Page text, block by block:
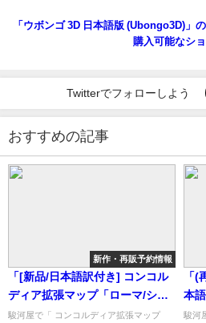
「ウボンゴ 3D 日本語版 (Ubongo3D)」
購入可能なシ
Twitterでフォローしよう
おすすめの記事
新作・再販予約情報
「[新品/日本語訳付き] コンコル
ディア拡張マップ「ローマ/シシ
リア」 (Concordia：
駿河屋で「 コンコルディア拡張マップ
「(
本
駿河